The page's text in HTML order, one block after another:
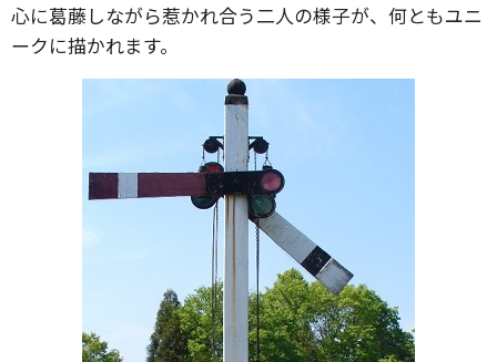
心に葛藤しながら惹かれ合う二人の様子が、何ともユニ
ークに描かれます。